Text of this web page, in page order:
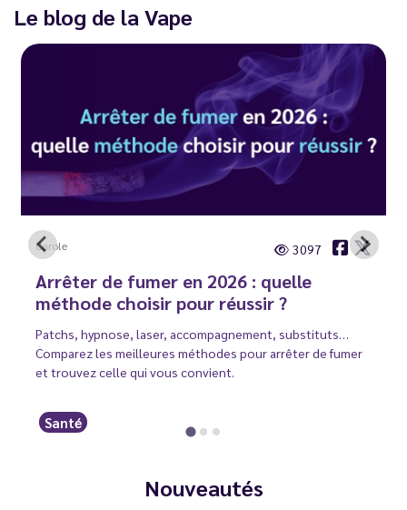
Le blog de la Vape
Carole 3097
Arrêter de fumer en 2026 : quelle
méthode choisir pour réussir ?
Patchs, hypnose, laser, accompagnement, substituts…
Comparez les meilleures méthodes pour arrêter de fumer
et trouvez celle qui vous convient.
Santé
Nouveautés